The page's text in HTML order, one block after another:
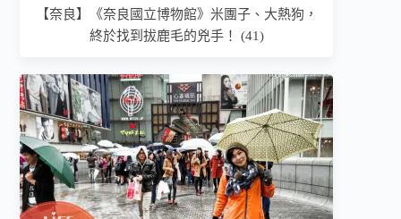
【奈良】《奈良國立博物館》米團子、大熱狗，
終於找到拔鹿毛的兇手！ (41)